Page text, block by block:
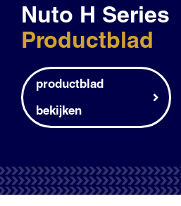
Producten
Referenties
Branches
Kennisbank
Nuto H Series
Productblad
productblad
bekijken